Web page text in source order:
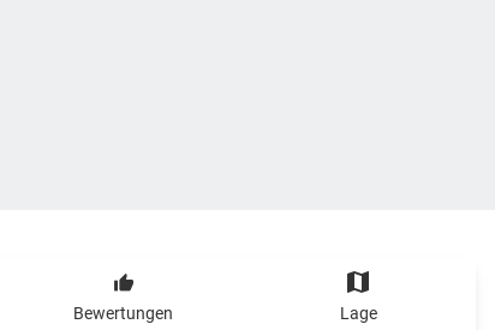
Bewertungen Lage